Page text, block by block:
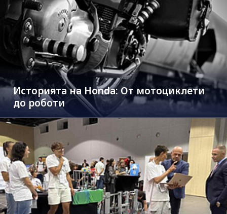
Историята на Honda: От мотоциклети
до роботи